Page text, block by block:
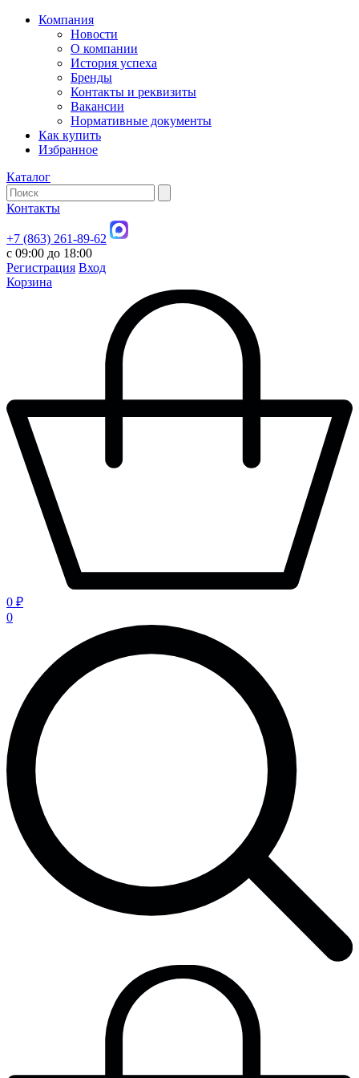
Компания
Новости
О компании
История успеха
Бренды
Контакты и реквизиты
Вакансии
Нормативные документы
Как купить
Избранное
Каталог
Контакты
+7 (863) 261-89-62
с 09:00 до 18:00
Регистрация Вход
Корзина
0 ₽
0